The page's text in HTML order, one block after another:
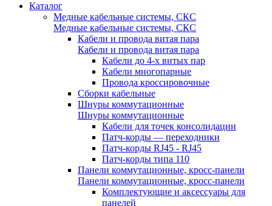
Каталог
Медные кабельные системы, СКС
Медные кабельные системы, СКС
Кабели и провода витая пара
Кабели и провода витая пара
Кабели до 4-х витых пар
Кабели многопарные
Провода кроссировочные
Сборки кабельные
Шнуры коммутационные
Шнуры коммутационные
Кабели для точек консолидации
Патч-корды — переходники
Патч-корды RJ45 - RJ45
Патч-корды типа 110
Панели коммутационные, кросс-панели
Панели коммутационные, кросс-панели
Комплектующие и аксессуары для
панелей